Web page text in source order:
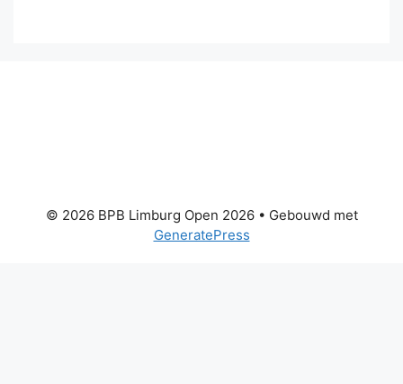
© 2026 BPB Limburg Open 2026• Gebouwd met
GeneratePress